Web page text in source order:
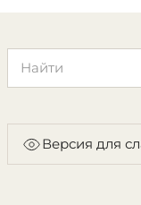
Версия для